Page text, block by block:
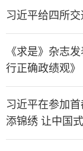
习近平给四所
《求是》杂志
行正确政绩观》
习近平在参加
添锦绣 让中国